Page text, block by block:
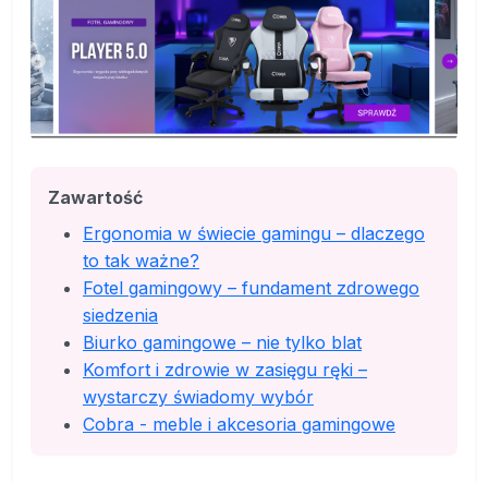
Zawartość
Ergonomia w świecie gamingu – dlaczego
to tak ważne?
Fotel gamingowy – fundament zdrowego
siedzenia
Biurko gamingowe – nie tylko blat
Komfort i zdrowie w zasięgu ręki –
wystarczy świadomy wybór
Cobra - meble i akcesoria gamingowe